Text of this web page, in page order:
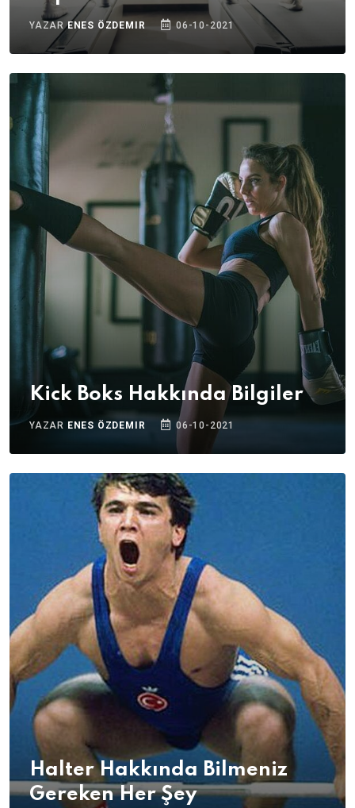
YAZARENES ÖZDEMIR 06-10-2021
Kick Boks Hakkında Bilgiler
YAZAR ENES ÖZDEMIR 06-10-2021
Halter Hakkında Bilmeniz
Gereken Her Şey